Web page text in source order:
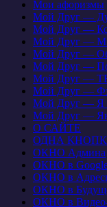
Мои афоризмы
Мой Друг —
Мой Друг —
Мой Друг —
Мой Друг —
Мой Друг —
Мой Друг —
Мой Друг —
Мой Друг — Я
Мой Друг —
О САЙТЕ
ОДНА
ОКНО Админа
ОКНО в
ОКНО в
ОКНО в
ОКНО в